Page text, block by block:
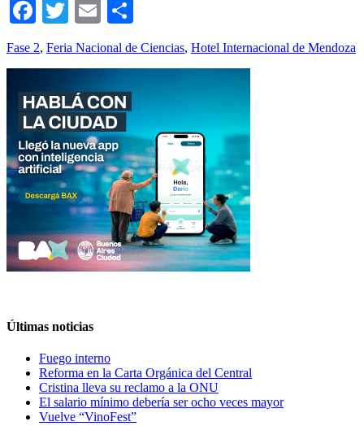
Facebook
TwitterEmail
Fase 2, Feria Nacional de Ciencias, Hotel Internacional de Mendoza
Últimas noticias
Fuego interno
Reforma en la Carta Orgánica del Central
Cristina lleva su reclamo a la ONU
El salario mínimo debería ser ocho veces mayor
Vuelve “VinoFest”